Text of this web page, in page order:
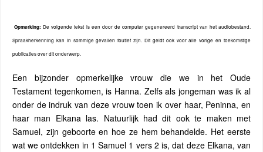
Opmerking: De volgende tekst is een door de computer gegenereerd transcript van het audiobestand.
Spraakherkenning kan in sommige gevallen foutief zijn. Dit geldt ook voor alle vorige en toekomstige
publicaties over dit onderwerp.
Een bijzonder opmerkelijke vrouw die we in het Oude
Testament tegenkomen, is Hanna. Zelfs als jongeman was ik al
onder de indruk van deze vrouw toen ik over haar, Peninna, en
haar man Elkana las. Natuurlijk had dit ook te maken met
Samuel, zijn geboorte en hoe ze hem behandelde. Het eerste
wat we ontdekken in 1 Samuel 1 vers 2 is, dat deze Elkana, van